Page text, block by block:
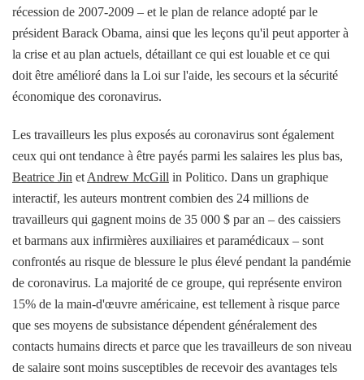
récession de 2007-2009 – et le plan de relance adopté par le
président Barack Obama, ainsi que les leçons qu'il peut apporter à
la crise et au plan actuels, détaillant ce qui est louable et ce qui
doit être amélioré dans la Loi sur l'aide, les secours et la sécurité
économique des coronavirus.
Les travailleurs les plus exposés au coronavirus sont également
ceux qui ont tendance à être payés parmi les salaires les plus bas,
Beatrice Jin et Andrew McGill in Politico. Dans un graphique
interactif, les auteurs montrent combien des 24 millions de
travailleurs qui gagnent moins de 35 000 $ par an – des caissiers
et barmans aux infirmières auxiliaires et paramédicaux – sont
confrontés au risque de blessure le plus élevé pendant la pandémie
de coronavirus. La majorité de ce groupe, qui représente environ
15% de la main-d'œuvre américaine, est tellement à risque parce
que ses moyens de subsistance dépendent généralement des
contacts humains directs et parce que les travailleurs de son niveau
de salaire sont moins susceptibles de recevoir des avantages tels